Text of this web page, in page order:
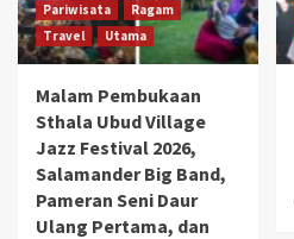
Pariwisata
Ragam
Travel
Utama
Malam Pembukaan
Sthala Ubud Village
Jazz Festival 2026,
Salamander Big Band,
Pameran Seni Daur
Ulang Pertama, dan